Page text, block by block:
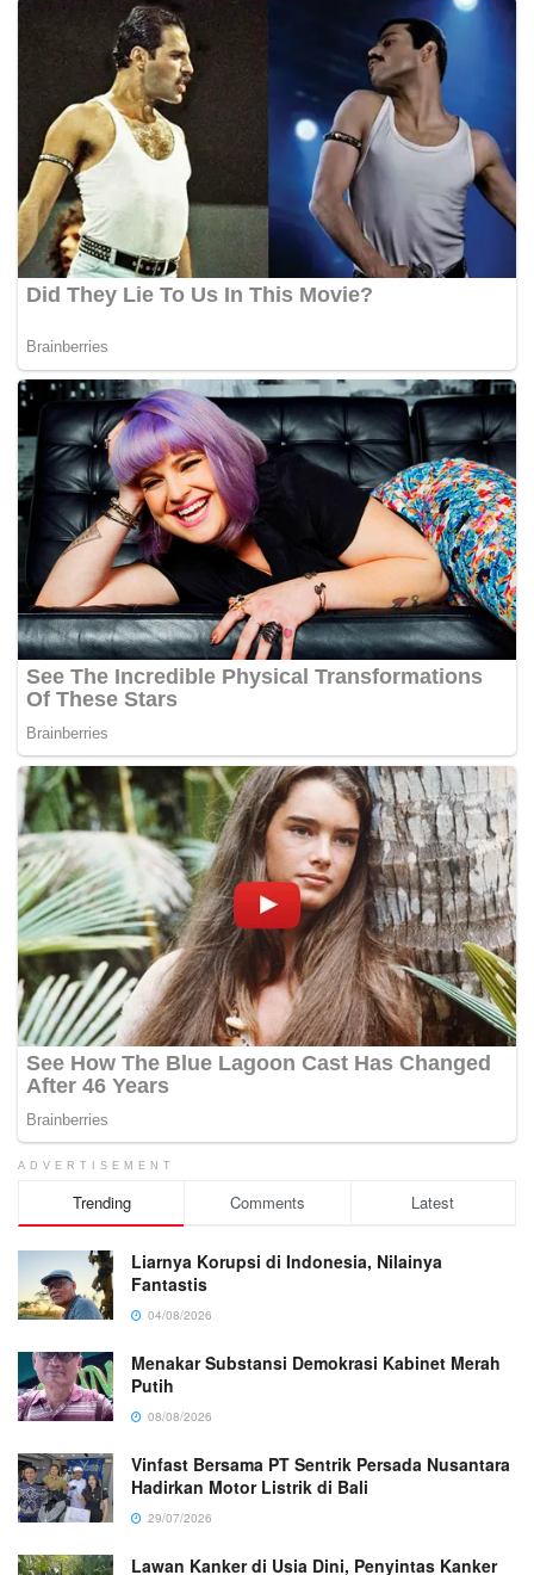
ADVERTISEMENT
Trending Comments Latest
Liarnya Korupsi di Indonesia, Nilainya
Fantastis
04/08/2026
Menakar Substansi Demokrasi Kabinet Merah
Putih
08/08/2026
Vinfast Bersama PT Sentrik Persada Nusantara
Hadirkan Motor Listrik di Bali
29/07/2026
Lawan Kanker di Usia Dini, Penyintas Kanker